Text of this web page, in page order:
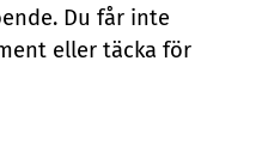
Du får inte
eller täcka för